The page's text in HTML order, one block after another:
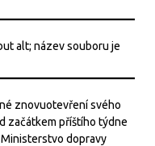
znovuotevření svého
začátkem příštího týdne
dopravy